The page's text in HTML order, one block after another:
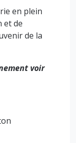
en plein
et de
de la
voir